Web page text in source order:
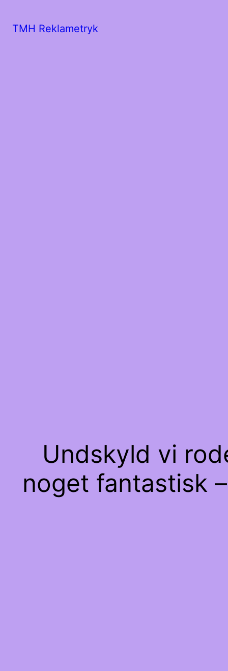
TMH Reklametryk
Undskyld vi
noget fantastisk